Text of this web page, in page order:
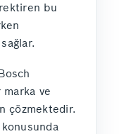
bu
marka ve
çözmektedir.